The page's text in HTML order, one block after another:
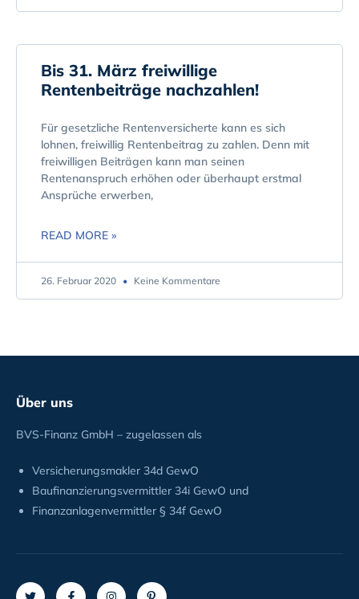
Bis 31. März freiwillige
Rentenbeiträge nachzahlen!
Für gesetzliche Rentenversicherte kann es sich
lohnen, freiwillig Rentenbeitrag zu zahlen. Denn mit
freiwilligen Beiträgen kann man seinen
Rentenanspruch erhöhen oder überhaupt erstmal
Ansprüche erwerben,
READ MORE »
26. Februar 2020 Keine Kommentare
Über uns
BVS-Finanz GmbH – zugelassen als
Versicherungsmakler 34d GewO
Baufinanzierungsvermittler 34i GewO und
Finanzanlagenvermittler § 34f GewO